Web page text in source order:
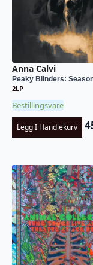
Anna Calvi
Peaky Blinders:
2LP
Bestillingsvare
Legg I Handlekurv